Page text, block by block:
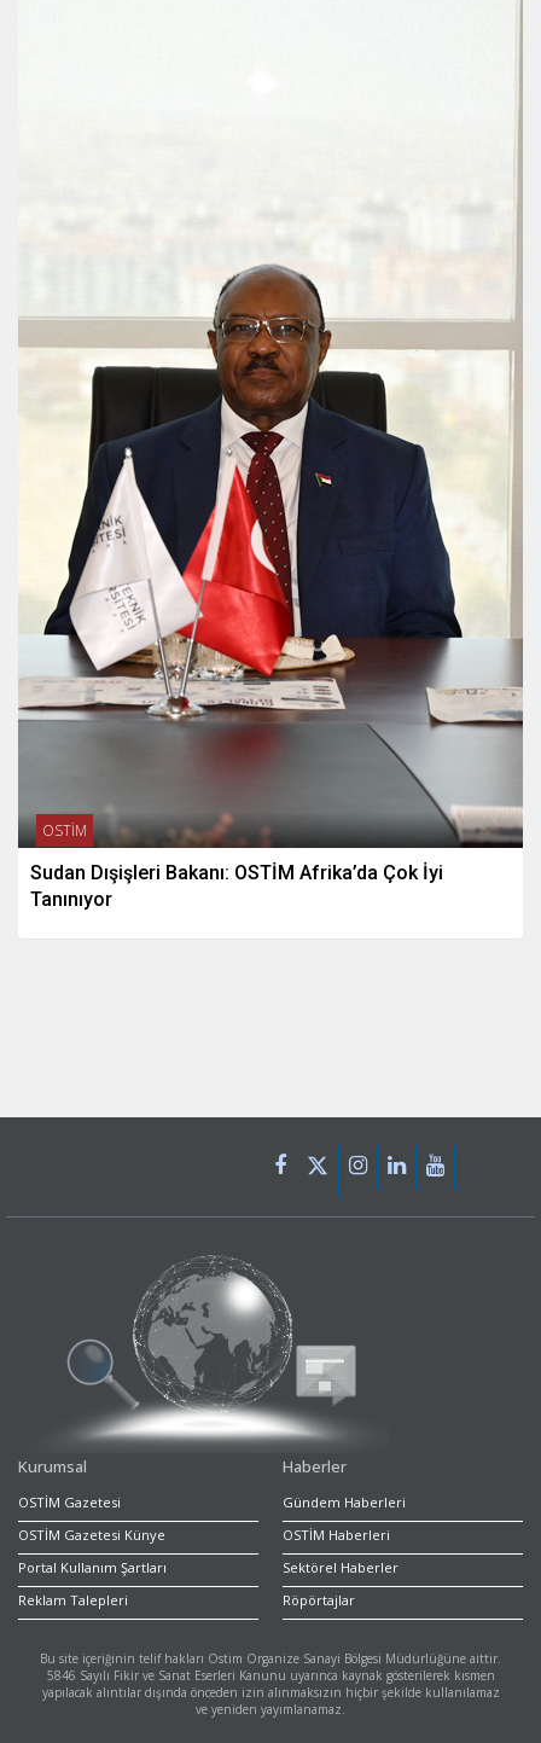
OSTİM
Sudan Dışişleri Bakanı: OSTİM Afrika’da Çok İyi
Tanınıyor
Kurumsal
OSTİM Gazetesi
OSTİM Gazetesi Künye
Portal Kullanım Şartları
Reklam Talepleri
Haberler
Gündem Haberleri
OSTİM Haberleri
Sektörel Haberler
Röpörtajlar
Bu site içeriğinin telif hakları Ostim Organize Sanayi Bölgesi Müdürlüğüne aittir.
5846 Sayılı Fikir ve Sanat Eserleri Kanunu uyarınca kaynak gösterilerek kısmen
yapılacak alıntılar dışında önceden izin alınmaksızın hiçbir şekilde kullanılamaz
ve yeniden yayımlanamaz.